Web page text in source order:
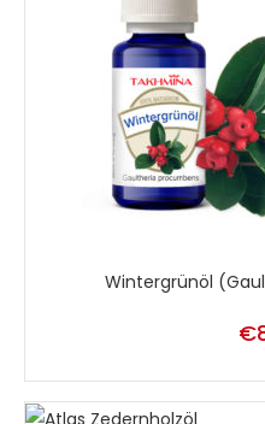
Wintergrünöl
€